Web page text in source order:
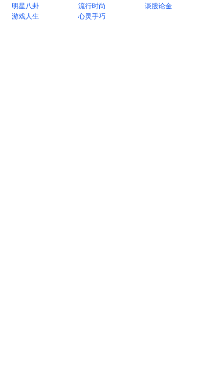
明星八卦
流行时尚
谈股论金
游戏人生
心灵手巧